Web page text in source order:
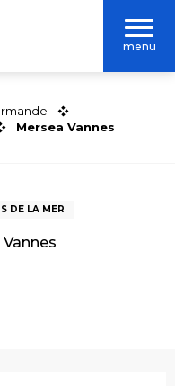
menu
Mersea Vannes
DE LA MER